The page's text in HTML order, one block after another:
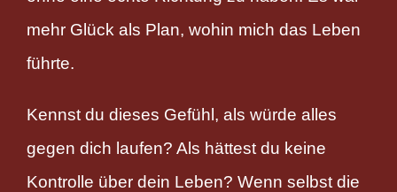
mehr Glück als Plan, wohin mich das Leben
führte.
Kennst du dieses Gefühl, als würde alles
gegen dich laufen? Als hättest du keine
Kontrolle über dein Leben? Wenn selbst die